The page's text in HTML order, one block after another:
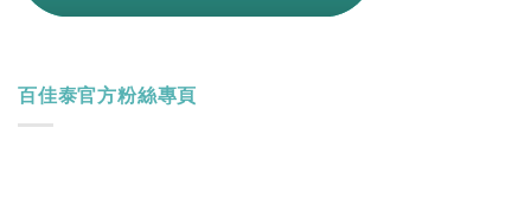
百佳泰官方粉絲專頁